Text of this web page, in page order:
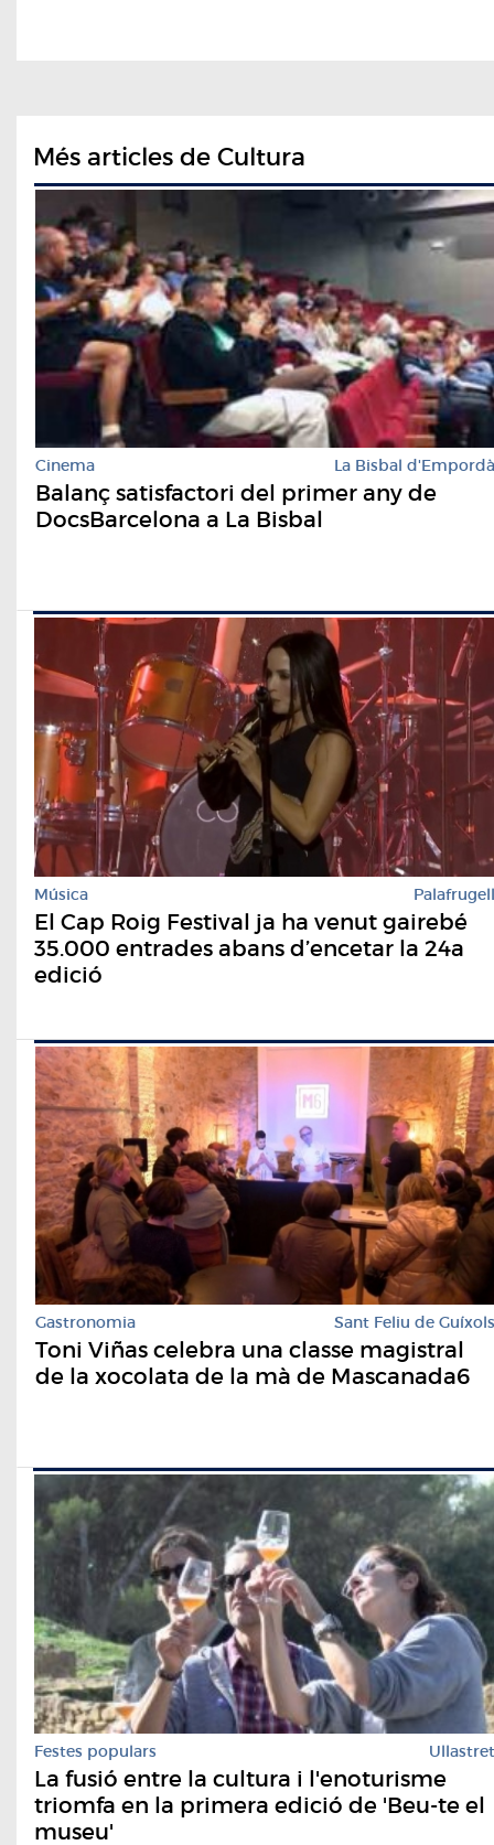
Més articles de Cultura
Cinema La Bisbal d'Empordà
Balanç satisfactori del primer any de
DocsBarcelona a La Bisbal
Música Palafrugell
El Cap Roig Festival ja ha venut gairebé
35.000 entrades abans d’encetar la 24a
edició
Gastronomia Sant Feliu de Guíxols
Toni Viñas celebra una classe magistral
de la xocolata de la mà de Mascanada6
Festes populars Ullastret
La fusió entre la cultura i l'enoturisme
triomfa en la primera edició de 'Beu-te el
museu'